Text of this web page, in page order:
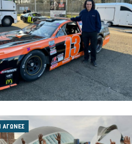
ΑΓΏΝΕΣ